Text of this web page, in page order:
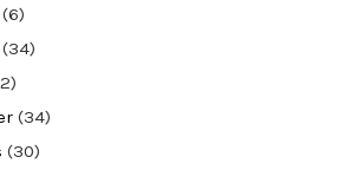
(6)
(34)
(34)
(30)